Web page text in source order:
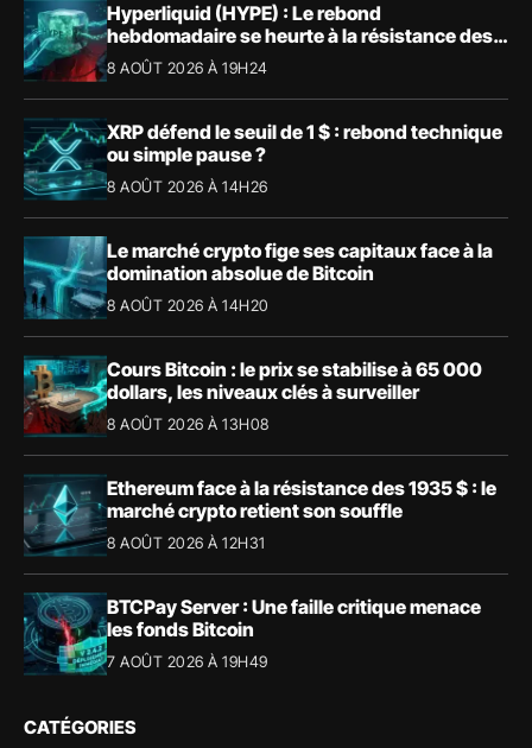
Hyperliquid (HYPE) : Le rebond
hebdomadaire se heurte à la résistance des
57,90 $
8 AOÛT 2026 À 19H24
XRP défend le seuil de 1 $ : rebond technique
ou simple pause ?
8 AOÛT 2026 À 14H26
Le marché crypto fige ses capitaux face à la
domination absolue de Bitcoin
8 AOÛT 2026 À 14H20
Cours Bitcoin : le prix se stabilise à 65 000
dollars, les niveaux clés à surveiller
8 AOÛT 2026 À 13H08
Ethereum face à la résistance des 1935 $ : le
marché crypto retient son souffle
8 AOÛT 2026 À 12H31
BTCPay Server : Une faille critique menace
les fonds Bitcoin
7 AOÛT 2026 À 19H49
CATÉGORIES